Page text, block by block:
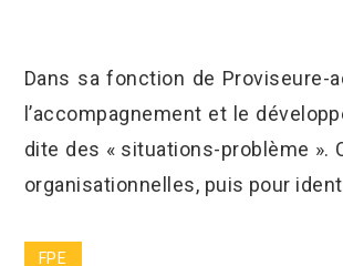
Dans sa fonction de Proviseure-
l’accompagnement et le
dite des « situations-problème ».
organisationnelles, puis pour
FPE